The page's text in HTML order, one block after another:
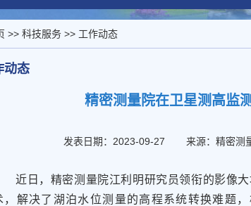
>> 科技服务>> 工作动态
动态
精密测量院在卫星测高监
发表日期：2023-09-27 来源：精密测
日，精密测量院江利明研究员领衔的影像大
，解决了湖泊水位测量的高程系统转换难题